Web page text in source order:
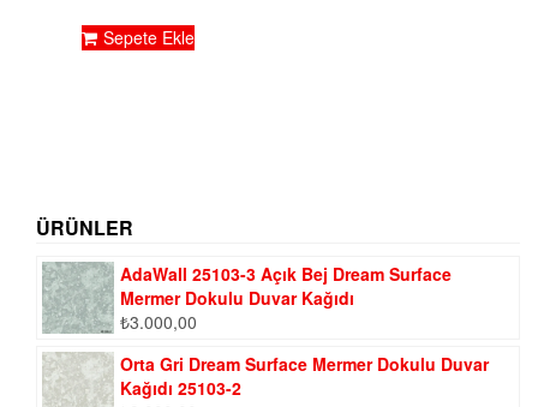
Sepete Ekle
ÜRÜNLER
AdaWall 25103-3 Açık Bej Dream Surface
Mermer Dokulu Duvar Kağıdı
₺3.000,00
Orta Gri Dream Surface Mermer Dokulu Duvar
Kağıdı 25103-2